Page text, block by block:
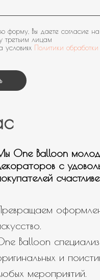
форму, Вы даете согласие на
третьим лицам
Политики обработки
One Balloon
с
Balloon
и
мероприятий.